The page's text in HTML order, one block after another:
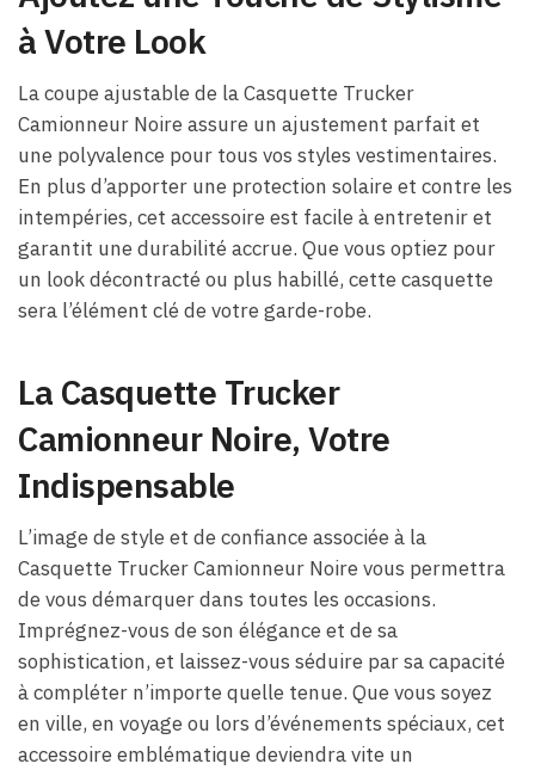
à Votre Look
La coupe ajustable de la Casquette Trucker
Camionneur Noire assure un ajustement parfait et
une polyvalence pour tous vos styles vestimentaires.
En plus d’apporter une protection solaire et contre les
intempéries, cet accessoire est facile à entretenir et
garantit une durabilité accrue. Que vous optiez pour
un look décontracté ou plus habillé, cette casquette
sera l’élément clé de votre garde-robe.
La Casquette Trucker
Camionneur Noire, Votre
Indispensable
L’image de style et de confiance associée à la
Casquette Trucker Camionneur Noire vous permettra
de vous démarquer dans toutes les occasions.
Imprégnez-vous de son élégance et de sa
sophistication, et laissez-vous séduire par sa capacité
à compléter n’importe quelle tenue. Que vous soyez
en ville, en voyage ou lors d’événements spéciaux, cet
accessoire emblématique deviendra vite un